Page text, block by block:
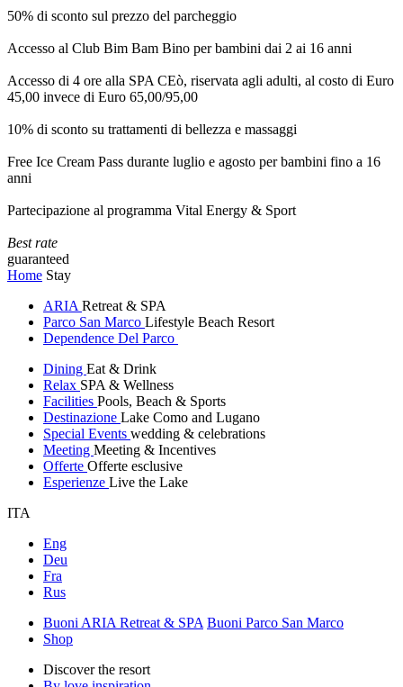
50% di sconto sul prezzo del parcheggio
Accesso al Club Bim Bam Bino per bambini dai 2 ai 16 anni
Accesso di 4 ore alla SPA CEò, riservata agli adulti, al costo di Euro
45,00 invece di Euro 65,00/95,00
10% di sconto su trattamenti di bellezza e massaggi
Free Ice Cream Pass durante luglio e agosto per bambini fino a 16
anni
Partecipazione al programma Vital Energy & Sport
Best rate
guaranteed
Home Stay
ARIA Retreat & SPA
Parco San Marco Lifestyle Beach Resort
Dependence Del Parco
Dining Eat & Drink
Relax SPA & Wellness
Facilities Pools, Beach & Sports
Destinazione Lake Como and Lugano
Special Events wedding & celebrations
Meeting Meeting & Incentives
Offerte Offerte esclusive
Esperienze Live the Lake
ITA
Eng
Deu
Fra
Rus
Buoni ARIA Retreat & SPA Buoni Parco San Marco
Shop
Discover the resort